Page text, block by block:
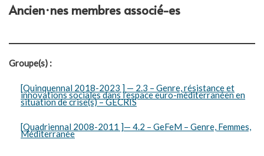
Ancien·nes membres associé-es
Groupe(s) :
[Quinquennal 2018-2023 ] — 2.3 – Genre, résistance et
innovations sociales dans l’espace euro-méditerranéen en
situation de crise(s) – GECRIS
[Quadriennal 2008-2011 ]— 4.2 – GeFeM – Genre, Femmes,
Méditerranée